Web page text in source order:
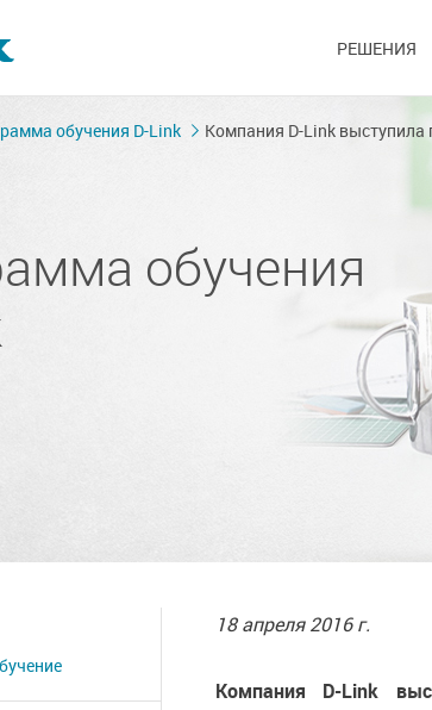
РЕШЕНИЯ
обучения D-Link Компания D-Link
обучения
18 апреля 2016 г.
Компания D-Link